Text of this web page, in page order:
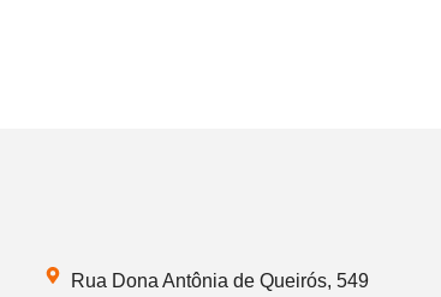
Rua Dona Antônia de Queirós, 549